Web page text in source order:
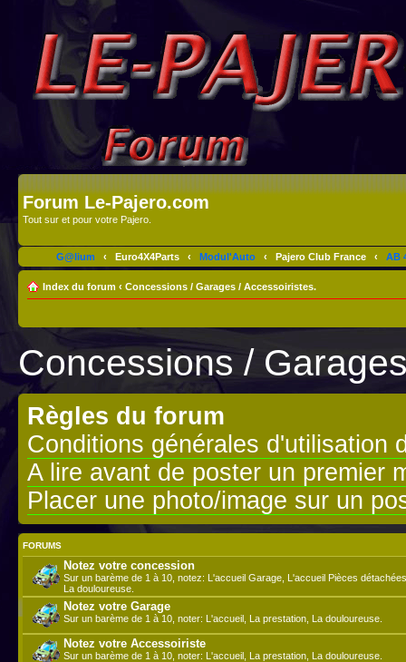
Forum Le-Pajero.com
Tout sur et pour votre Pajero.
G@lium ‹ Euro4X4Parts ‹ Modul'Auto ‹ Pajero Club France ‹ AB
Index du forum ‹ Concessions / Garages / Accessoiristes.
Concessions /
Règles du forum
Conditions générales d'utilisation
A lire avant de poster un premier
Placer une photo/image sur un
FORUMS
Notez votre concession
Sur un barème de 1 à 10, notez: L'accueil Garage, L'accueil Pièces
La douloureuse.
Notez votre Garage
Sur un barème de 1 à 10, noter: L'accueil, La prestation, La douloureuse.
Notez votre Accessoiriste
Sur un barème de 1 à 10, noter: L'accueil, La prestation, La douloureuse.